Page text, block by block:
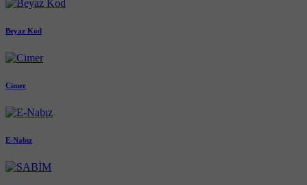
Beyaz Kod
Cimer
E-Nabız